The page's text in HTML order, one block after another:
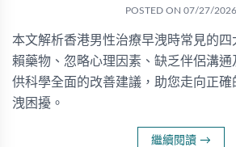
POSTED ON 07/27/2026
本文解析香港男性治療早洩時常見的
賴藥物、忽略心理因素、缺乏伴侶溝
供科學全面的改善建議，助您走向正
洩困擾。
繼續閱讀 →